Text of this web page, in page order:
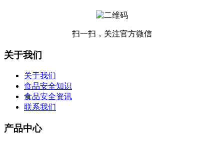
扫一扫，关注官方微信
关于我们
关于我们
食品安全知识
食品安全资讯
联系我们
产品中心